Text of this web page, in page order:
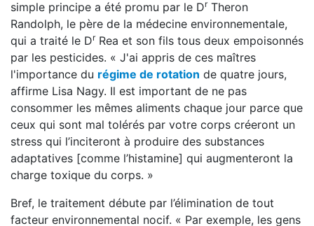
simple principe a été promu par le DrTheron
Randolph, le père de la médecine environnementale,
qui a traité le DrRea et son fils tous deux empoisonnés
par les pesticides. « J'ai appris de ces maîtres
l'importance du régime de rotation de quatre jours,
affirme Lisa Nagy. Il est important de ne pas
consommer les mêmes aliments chaque jour parce que
ceux qui sont mal tolérés par votre corps créeront un
stress qui l’inciteront à produire des substances
adaptatives [comme l’histamine] qui augmenteront la
charge toxique du corps. »
Bref, le traitement débute par l’élimination de tout
facteur environnemental nocif. « Par exemple, les gens